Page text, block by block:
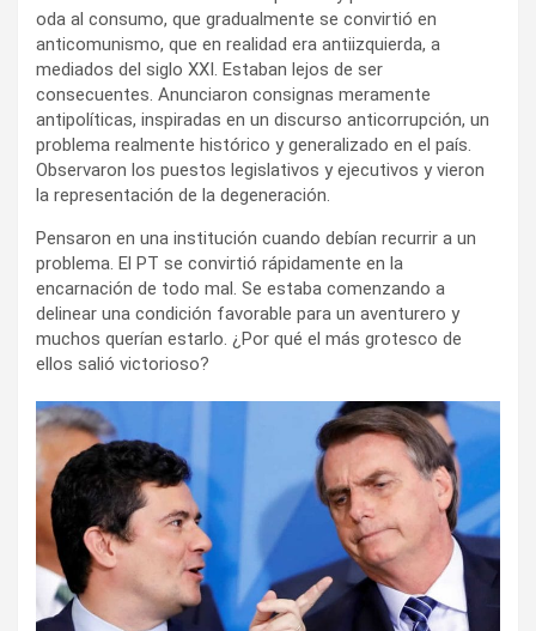
oda al consumo, que gradualmente se convirtió en
anticomunismo, que en realidad era antiizquierda, a
mediados del siglo XXI. Estaban lejos de ser
consecuentes. Anunciaron consignas meramente
antipolíticas, inspiradas en un discurso anticorrupción, un
problema realmente histórico y generalizado en el país.
Observaron los puestos legislativos y ejecutivos y vieron
la representación de la degeneración.
Pensaron en una institución cuando debían recurrir a un
problema. El PT se convirtió rápidamente en la
encarnación de todo mal. Se estaba comenzando a
delinear una condición favorable para un aventurero y
muchos querían estarlo. ¿Por qué el más grotesco de
ellos salió victorioso?